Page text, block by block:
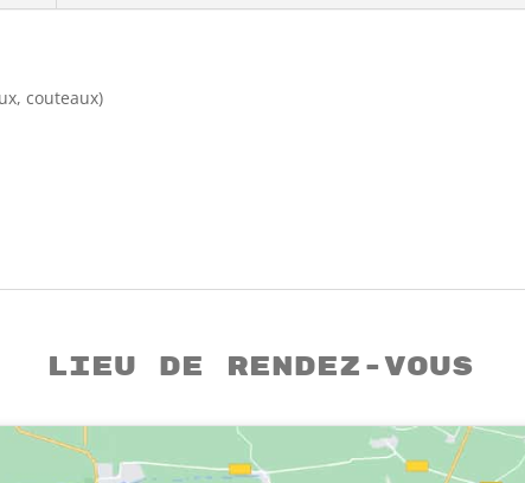
couteaux)
Lieu de rendez-vous